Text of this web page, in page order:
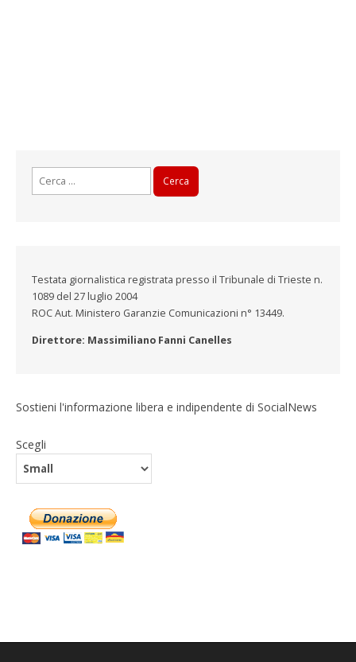
Testata giornalistica registrata presso il Tribunale di Trieste n.
1089 del 27 luglio 2004
ROC Aut. Ministero Garanzie Comunicazioni n° 13449.
Direttore: Massimiliano Fanni Canelles
Sostieni l'informazione libera e indipendente di SocialNews
Scegli